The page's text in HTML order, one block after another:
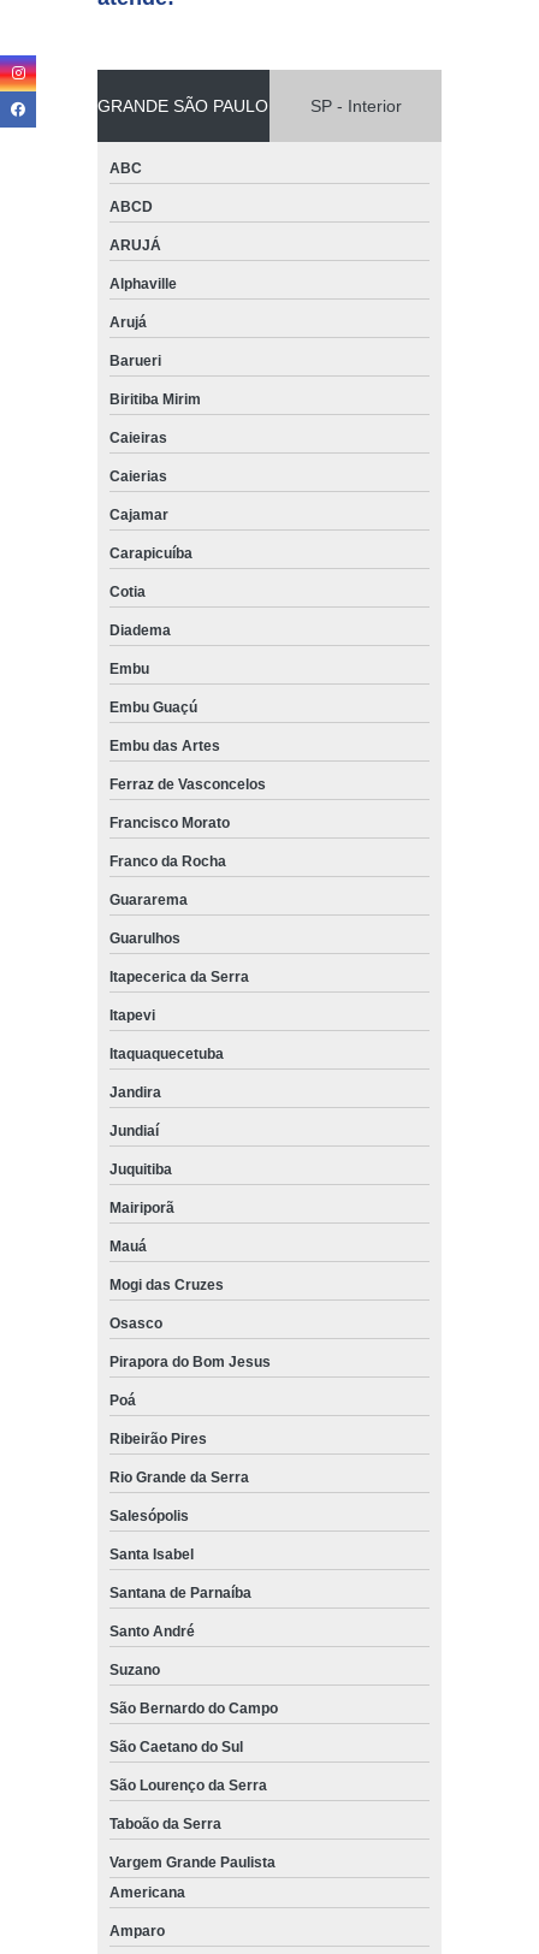
GRANDE SÃO PAULO SP - Interior
ABC
ABCD
ARUJÁ
Alphaville
Arujá
Barueri
Biritiba Mirim
Caieiras
Caierias
Cajamar
Carapicuíba
Cotia
Diadema
Embu
Embu Guaçú
Embu das Artes
Ferraz de Vasconcelos
Francisco Morato
Franco da Rocha
Guararema
Guarulhos
Itapecerica da Serra
Itapevi
Itaquaquecetuba
Jandira
Jundiaí
Juquitiba
Mairiporã
Mauá
Mogi das Cruzes
Osasco
Pirapora do Bom Jesus
Poá
Ribeirão Pires
Rio Grande da Serra
Salesópolis
Santa Isabel
Santana de Parnaíba
Santo André
Suzano
São Bernardo do Campo
São Caetano do Sul
São Lourenço da Serra
Taboão da Serra
Vargem Grande Paulista
Americana
Amparo